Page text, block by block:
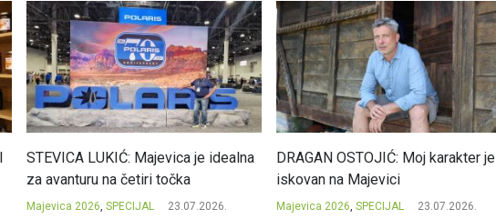
STEVICA LUKIĆ: Majevica je idealna
za avanturu na četiri točka
Majevica 2026, SPECIJAL 23.07.2026.
DRAGAN OSTOJIĆ: Moj karakter je
iskovan na Majevici
Majevica 2026, SPECIJAL 23.07.2026.